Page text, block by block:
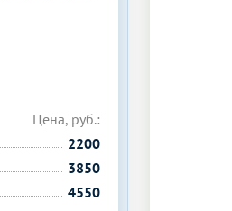
Цена, руб.:
2200
3850
4550